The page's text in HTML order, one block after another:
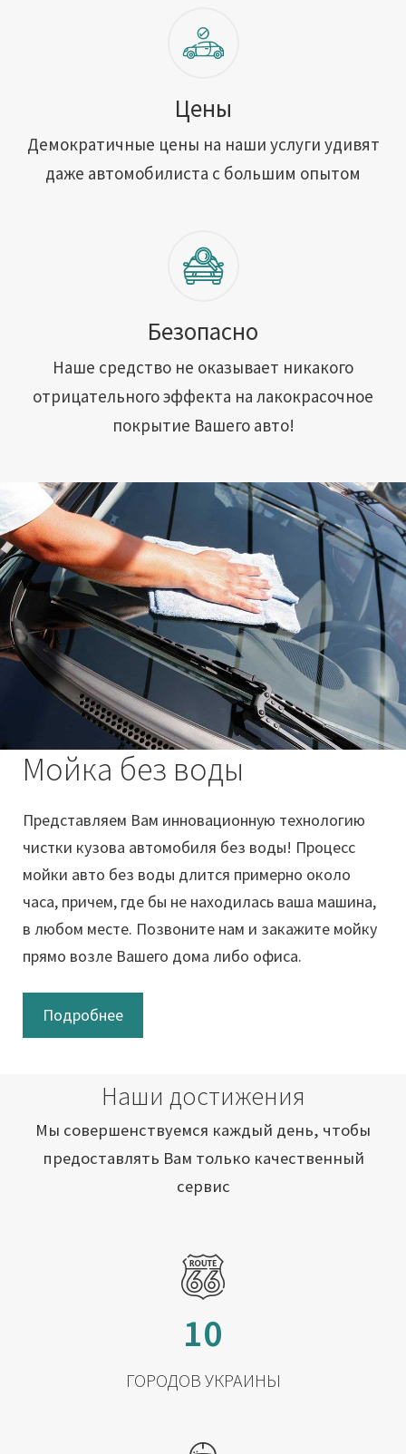
Цены
Демократичные цены на наши услуги удивят
даже автомобилиста с большим опытом
Безопасно
Наше средство не оказывает никакого
отрицательного эффекта на лакокрасочное
покрытие Вашего авто!
Мойка без воды
Представляем Вам инновационную технологию
чистки кузова автомобиля без воды! Процесс
мойки авто без воды длится примерно около
часа, причем, где бы не находилась ваша машина,
в любом месте. Позвоните нам и закажите мойку
прямо возле Вашего дома либо офиса.
Подробнее
Наши достижения
Мы совершенствуемся каждый день, чтобы
предоставлять Вам только качественный
сервис
10
ГОРОДОВ УКРАИНЫ